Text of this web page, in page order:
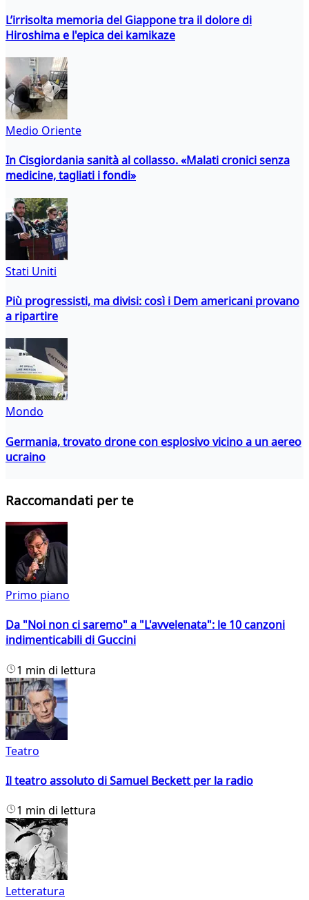
L’irrisolta memoria del Giappone tra il dolore di
Hiroshima e l'epica dei kamikaze
Medio Oriente
In Cisgiordania sanità al collasso. «Malati cronici senza
medicine, tagliati i fondi»
Stati Uniti
Più progressisti, ma divisi: così i Dem americani provano
a ripartire
Mondo
Germania, trovato drone con esplosivo vicino a un aereo
ucraino
Raccomandati per te
Primo piano
Da "Noi non ci saremo" a "L'avvelenata": le 10 canzoni
indimenticabili di Guccini
1 min di lettura
Teatro
Il teatro assoluto di Samuel Beckett per la radio
1 min di lettura
Letteratura